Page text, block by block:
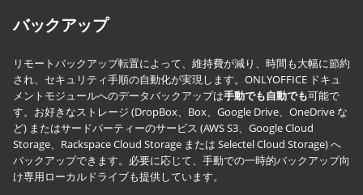
バックアップ
リモートバックアップ転置によって、維持費が減り、時間も大幅に節約
され、セキュリティ手順の自動化が実現します。ONLYOFFICE ドキュ
メントモジュールへのデータバックアップは手動でも自動でも可能で
す。お好きなストレージ (DropBox、Box、Google Drive、OneDrive な
ど) またはサードパーティーのサービス (AWS S3、Google Cloud
Storage、Rackspace Cloud Storage または Selectel Cloud Storage) へ
バックアップできます。必要に応じて、手動での一時的バックアップ向
け専用ローカルドライブも提供しています。